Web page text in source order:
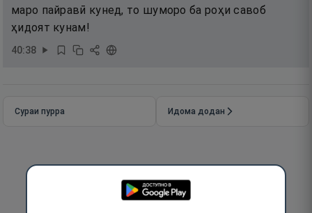
маро пайравӣ кунед, то шуморо ба роҳи савоб
ҳидоят кунам!
40:38
Сураи пурра Идома додан